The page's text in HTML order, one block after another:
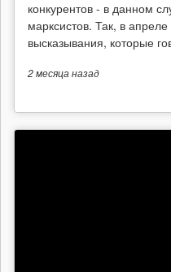
конкурентов - в данном
марксистов. Так, в
высказывания, которые
2 месяцаназад